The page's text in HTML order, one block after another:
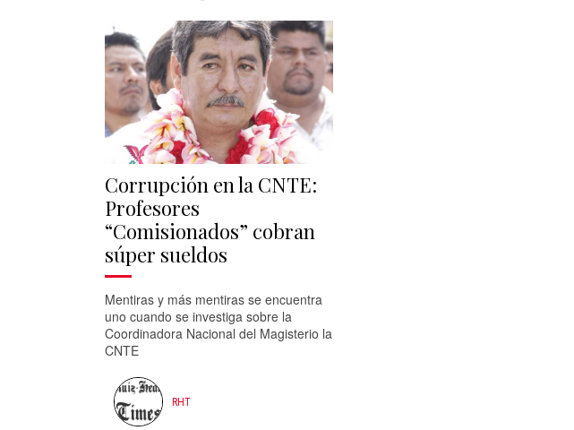
Corrupción en la CNTE:
Profesores
“Comisionados” cobran
súper sueldos
Mentiras y más mentiras se encuentra
uno cuando se investiga sobre la
Coordinadora Nacional del Magisterio la
CNTE
RHT